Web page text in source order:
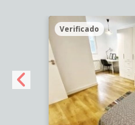
Verificado